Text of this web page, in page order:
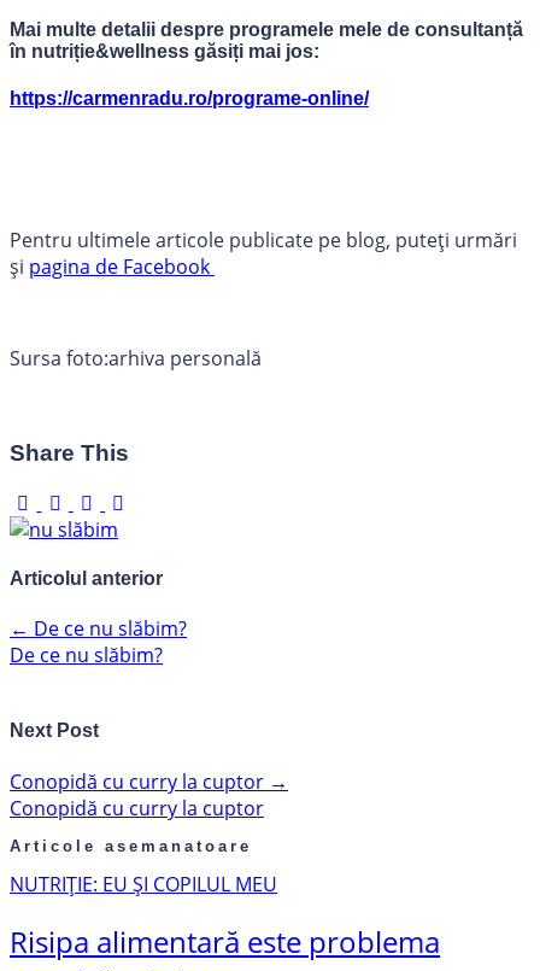
Mai multe detalii despre programele mele de consultanță
în nutriție&wellness găsiți mai jos:
https://carmenradu.ro/programe-online/
Pentru ultimele articole publicate pe blog, puteți urmări
și pagina de Facebook
Sursa foto:arhiva personală
Share This
Articolul anterior
← De ce nu slăbim?
De ce nu slăbim?
Next Post
Conopidă cu curry la cuptor →
Conopidă cu curry la cuptor
Articole asemanatoare
NUTRIȚIE: EU ȘI COPILUL MEU
Risipa alimentară este problema